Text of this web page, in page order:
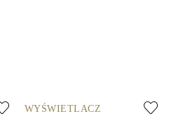
WYŚWIETLACZ